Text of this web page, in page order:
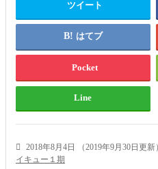
ツイート
はてブ
Pocket
Line
2018年8月4日 （2019年9月30日更新）
イキュー１期